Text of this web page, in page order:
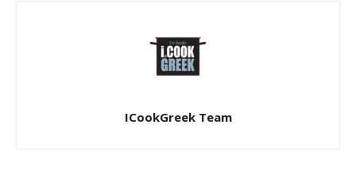
ICookGreek Team